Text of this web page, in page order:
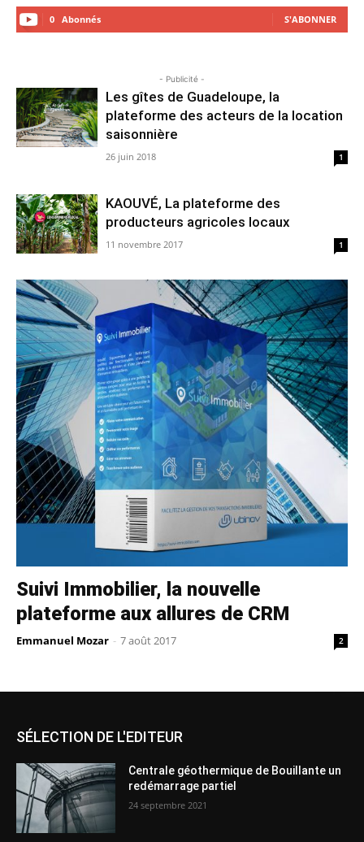
0 Abonnés S'ABONNER
- Publicité -
Les gîtes de Guadeloupe, la
plateforme des acteurs de la location
saisonnière
26 juin 2018 1
KAOUVÉ, La plateforme des
producteurs agricoles locaux
11 novembre 2017 1
Suivi Immobilier, la nouvelle
plateforme aux allures de CRM
Emmanuel Mozar - 7 août 2017 2
SÉLECTION DE L'EDITEUR
Centrale géothermique de Bouillante un
redémarrage partiel
24 septembre 2021